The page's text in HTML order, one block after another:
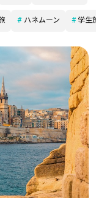
ハネムーン 学生